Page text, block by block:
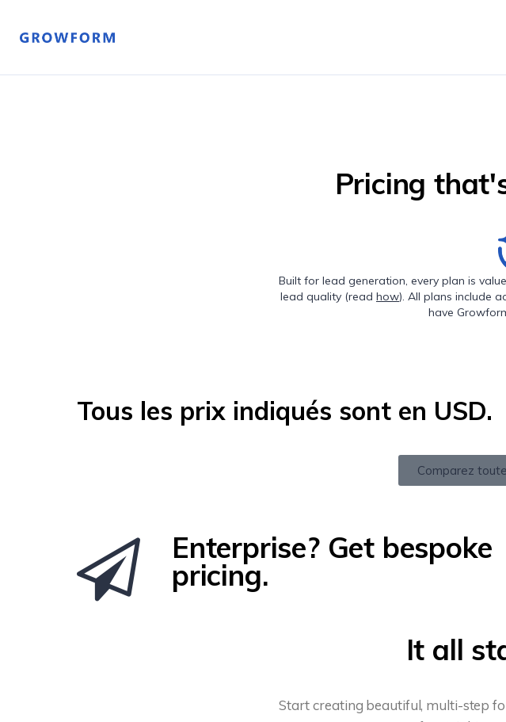
Pricing
Built for lead generation, every plan is
lead quality (read how). All plans include
have
Tous les prix indiqués sont en USD.
Comparez
Enterprise? Get bespoke
pricing.
It all
Start creating beautiful, multi-step